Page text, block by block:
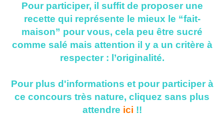
Pour participer, il suffit de proposer une
recette qui représente le mieux le “fait-
maison” pour vous, cela peu être sucré
comme salé mais attention il y a un critère à
respecter : l’originalité.
Pour plus d'informations et pour participer à
ce concours très nature, cliquez sans plus
attendre ici !!